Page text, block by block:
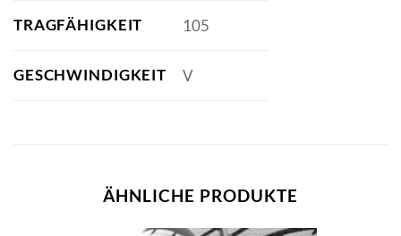
TRAGFÄHIGKEIT 105
GESCHWINDIGKEIT V
ÄHNLICHE PRODUKTE